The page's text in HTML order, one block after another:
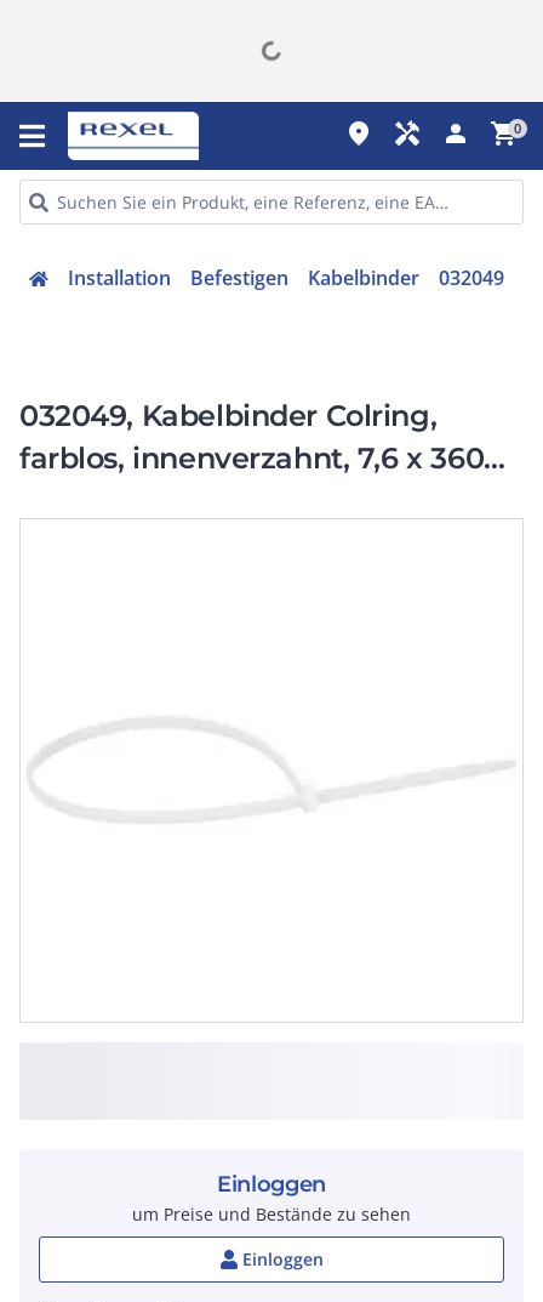
place handyman person shopping_cart0
Installation Befestigen Kabelbinder 032049
032049, Kabelbinder Colring,
farblos, innenverzahnt, 7,6 x 360
Einloggen
um Preise und Bestände zu sehen
Einloggen